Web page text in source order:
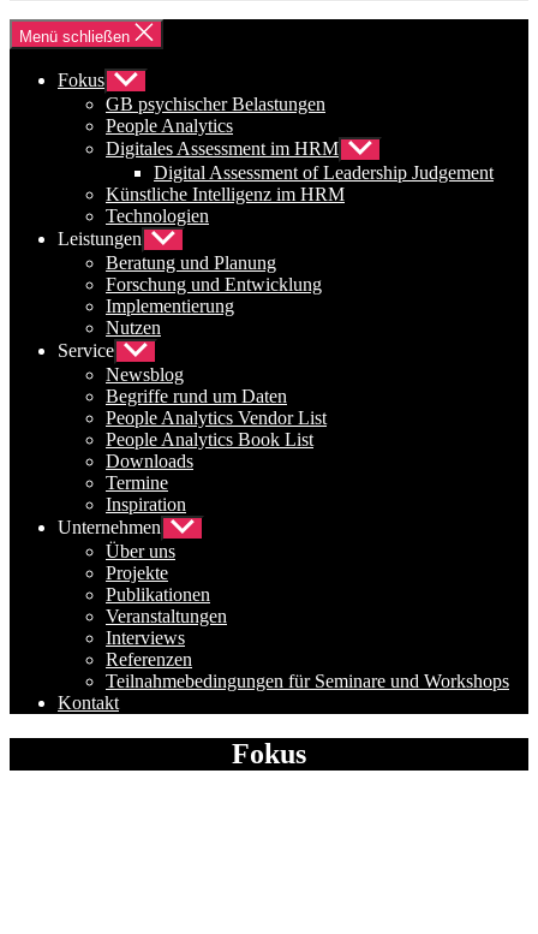
Menü schließen
Fokus Untermenü
anzeigen
GB psychischer Belastungen
People Analytics
Digitales Assessment im HRM Untermenü
anzeigen
Digital Assessment of Leadership Judgement
Künstliche Intelligenz im HRM
Technologien
Leistungen Untermenü
anzeigen
Beratung und Planung
Forschung und Entwicklung
Implementierung
Nutzen
Service Untermenü
anzeigen
Newsblog
Begriffe rund um Daten
People Analytics Vendor List
People Analytics Book List
Downloads
Termine
Inspiration
Unternehmen Untermenü
anzeigen
Über uns
Projekte
Publikationen
Veranstaltungen
Interviews
Referenzen
Teilnahmebedingungen für Seminare und Workshops
Kontakt
Fokus